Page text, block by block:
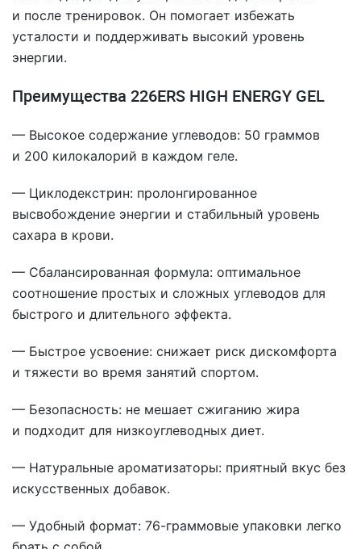
и после тренировок. Он помогает избежать
усталости и поддерживать высокий уровень
энергии.
Преимущества 226ERS HIGH ENERGY GEL
— Высокое содержание углеводов: 50 граммов
и 200 килокалорий в каждом геле.
— Циклодекстрин: пролонгированное
высвобождение энергии и стабильный уровень
сахара в крови.
— Сбалансированная формула: оптимальное
соотношение простых и сложных углеводов для
быстрого и длительного эффекта.
— Быстрое усвоение: снижает риск дискомфорта
и тяжести во время занятий спортом.
— Безопасность: не мешает сжиганию жира
и подходит для низкоуглеводных диет.
— Натуральные ароматизаторы: приятный вкус без
искусственных добавок.
— Удобный формат: 76-граммовые упаковки легко